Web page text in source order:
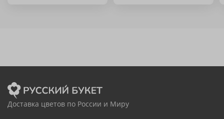
Доставка цветов по России и Миру